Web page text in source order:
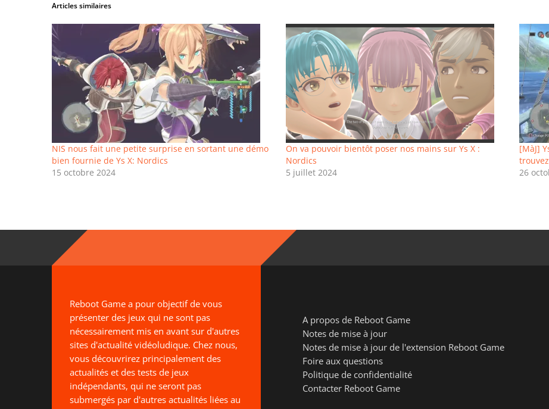
Articles similaires
NIS nous fait une petite surprise en sortant une démo
bien fournie de Ys X: Nordics
15 octobre 2024
On va pouvoir bientôt poser nos mains sur Ys X :
Nordics
5 juillet 2024
[MàJ]
26
Reboot Game a pour objectif de vous
présenter des jeux qui ne sont pas
nécessairement mis en avant sur d'autres
sites d'actualité vidéoludique. Chez nous,
vous découvrirez principalement des
actualités et des tests de jeux
indépendants, qui ne seront pas
submergés par d'autres actualités liées au
A propos de Reboot Game
Notes de mise à jour
Notes de mise à jour de l'extension Reboot Game
Foire aux questions
Politique de confidentialité
Contacter Reboot Game